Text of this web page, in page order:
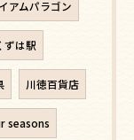
アムパラゴン
ずは駅
川徳百貨店
seasons